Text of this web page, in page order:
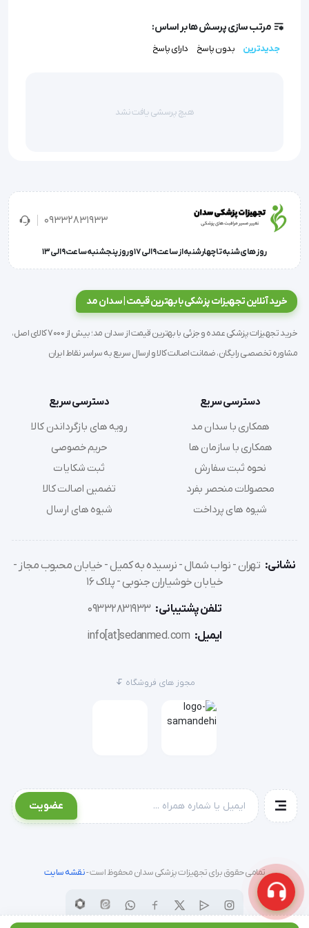
  فاقد جای نگهدارنده صورت
  تحمل وزن : 180 کیلوگرم
  ابعاد تخت : 70 cm طول در 180 cm عرض
بیشترین حالت
  پایه های تخت قابلیت تا شدن جهت جابجایی بهتر
را دارد
اپیلاسیون، سالنهای زیبایی و . . .
مرتب سازی پرسش ها بر اساس:
جدیدترین بدون پاسخ دارای پاسخ
هیچ پرسشی یافت نشد
09332831933
روز های شنبه تا چهارشنبه از ساعت 9 الی 17 و روز پنجشنبه ساعت 9 الی 13
خرید آنلاین تجهیزات پزشکی با بهترین قیمت | سدان مد
خرید تجهیزات پزشکی عمده و جزئی با بهترین قیمت از سدان مد؛ بیش از 7000 کالای اصل،
مشاوره تخصصی رایگان، ضمانت اصالت کالا و ارسال سریع به سراسر نقاط ایران
دسترسی سریع
همکاری با سدان مد
همکاری با سازمان ها
نحوه ثبت سفارش
محصولات منحصر بفرد
شیوه های پرداخت
دسترسی سریع
رویه های بازگرداندن کالا
حریم خصوصی
ثبت شکایات
تضمین اصالت کالا
شیوه های ارسال
نشانی: تهران - نواب شمال - نرسیده به کمیل - خیابان محبوب مجاز -
خیابان خوشیاران جنوبی - پلاک 16
تلفن پشتیبانی: 09332831933
ایمیل: info[at]sedanmed.com
مجوز های فروشگاه
عضویت
تمامی حقوق برای تجهیزات پزشکی سدان محفوظ است -نقشه سایت